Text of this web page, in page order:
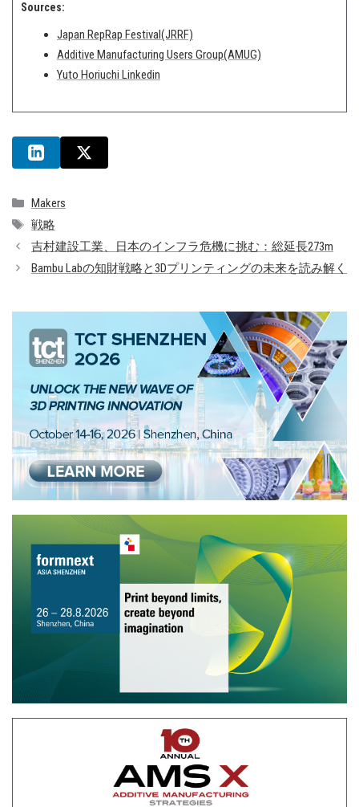
Sources:
Japan RepRap Festival(JRRF)
Additive Manufacturing Users Group(AMUG)
Yuto Horiuchi Linkedin
カ
テ
リ
ー
Makers
タ
グ
戦略
吉村建設工業、日本のインフラ危機に挑む：総延長273m
Bambu Labの知財戦略と3Dプリンティングの未来を読み解く